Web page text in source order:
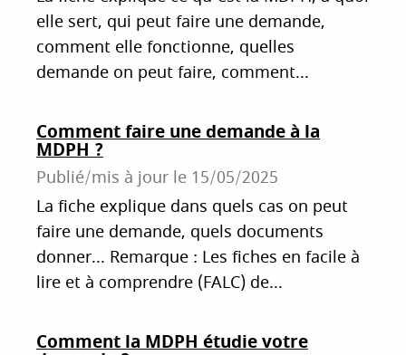
elle sert, qui peut faire une demande,
comment elle fonctionne, quelles
demande on peut faire, comment...
Comment faire une demande à la
MDPH ?
Publié/mis à jour le 15/05/2025
La fiche explique dans quels cas on peut
faire une demande, quels documents
donner... Remarque : Les fiches en facile à
lire et à comprendre (FALC) de...
Comment la MDPH étudie votre